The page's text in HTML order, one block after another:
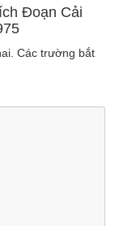
Đoạn Cải
Các trường bắt